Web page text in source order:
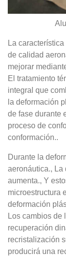
La
de calidad
mejorar
El tratamiento
integral que
la deformación
de fase durante
proceso de
conformación..
Durante la
aeronáutica., La
aumenta., Y
microestructura
deformación
Los cambios de
recuperación
recristalización
producirá una